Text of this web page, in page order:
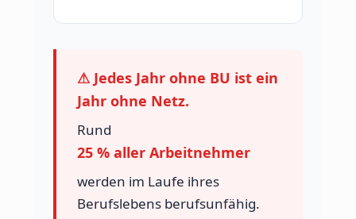
⚠ Jedes Jahr ohne BU ist ein
Jahr ohne Netz.
Rund
25 % aller Arbeitnehmer
werden im Laufe ihres
Berufslebens berufsunfähig.